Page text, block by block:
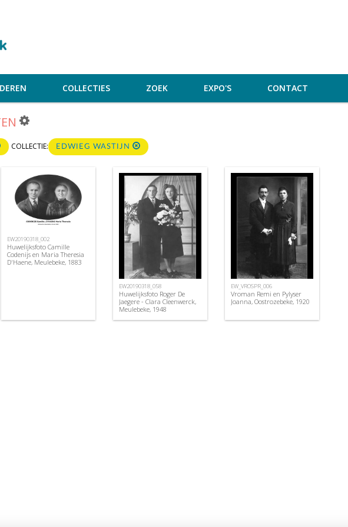
COLLECTIES ZOEK EXPO'S CONTACT
COLLECTIE: EDWIEG WASTIJN
EW20190318_002
Huwelijksfoto Camille
Codenijs en Maria Theresia
D'Haene, Meulebeke, 1883
EW20190318_058
Huwelijksfoto Roger De
Jaegere - Clara Cleenwerck,
Meulebeke, 1948
EW_VROSPR_006
Vroman Remi en Pylyser
Joanna, Oostrozebeke, 1920